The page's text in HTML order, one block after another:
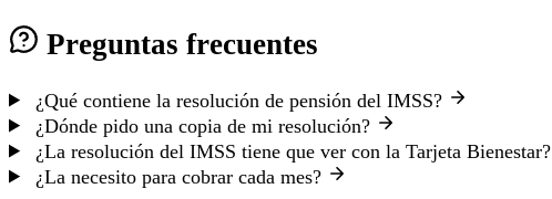
Preguntas frecuentes
¿Qué contiene la resolución de pensión del IMSS?
¿Dónde pido una copia de mi resolución?
¿La resolución del IMSS tiene que ver con la Tarjeta Bienestar?
¿La necesito para cobrar cada mes?